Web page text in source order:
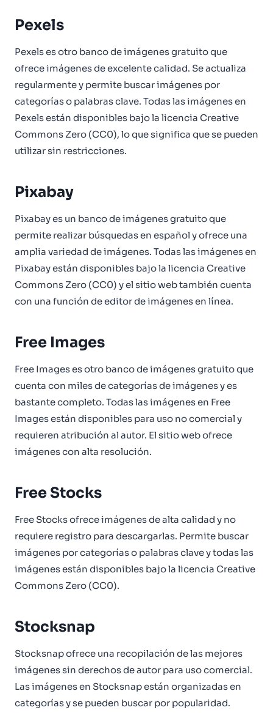
Pexels
Pexels es otro banco de imágenes gratuito que
ofrece imágenes de excelente calidad. Se actualiza
regularmente y permite buscar imágenes por
categorías o palabras clave. Todas las imágenes en
Pexels están disponibles bajo la licencia Creative
Commons Zero (CC0), lo que significa que se pueden
utilizar sin restricciones.
Pixabay
Pixabay es un banco de imágenes gratuito que
permite realizar búsquedas en español y ofrece una
amplia variedad de imágenes. Todas las imágenes en
Pixabay están disponibles bajo la licencia Creative
Commons Zero (CC0) y el sitio web también cuenta
con una función de editor de imágenes en línea.
Free Images
Free Images es otro banco de imágenes gratuito que
cuenta con miles de categorías de imágenes y es
bastante completo. Todas las imágenes en Free
Images están disponibles para uso no comercial y
requieren atribución al autor. El sitio web ofrece
imágenes con alta resolución.
Free Stocks
Free Stocks ofrece imágenes de alta calidad y no
requiere registro para descargarlas. Permite buscar
imágenes por categorías o palabras clave y todas las
imágenes están disponibles bajo la licencia Creative
Commons Zero (CC0).
Stocksnap
Stocksnap ofrece una recopilación de las mejores
imágenes sin derechos de autor para uso comercial.
Las imágenes en Stocksnap están organizadas en
categorías y se pueden buscar por popularidad.